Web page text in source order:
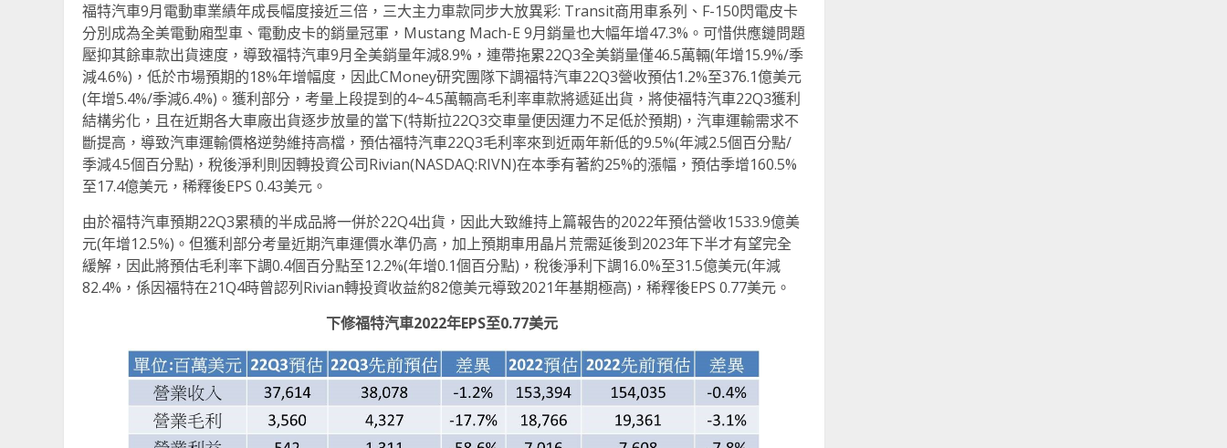
福特汽車9月電動車業績年成長幅度接近三倍，三大主力車款同步大放異彩: Transit商用車系列、F-150閃電皮卡
分別成為全美電動廂型車、電動皮卡的銷量冠軍，Mustang Mach-E 9月銷量也大幅年增47.3%。可惜供應鏈問題
壓抑其餘車款出貨速度，導致福特汽車9月全美銷量年減8.9%，連帶拖累22Q3全美銷量僅46.5萬輛(年增15.9%/季
減4.6%)，低於市場預期的18%年增幅度，因此CMoney研究團隊下調福特汽車22Q3營收預估1.2%至376.1億美元
(年增5.4%/季減6.4%)。獲利部分，考量上段提到的4~4.5萬輛高毛利率車款將遞延出貨，將使福特汽車22Q3獲利
結構劣化，且在近期各大車廠出貨逐步放量的當下(特斯拉22Q3交車量便因運力不足低於預期)，汽車運輸需求不
斷提高，導致汽車運輸價格逆勢維持高檔，預估福特汽車22Q3毛利率來到近兩年新低的9.5%(年減2.5個百分點/
季減4.5個百分點)，稅後淨利則因轉投資公司Rivian(NASDAQ:RIVN)在本季有著約25%的漲幅，預估季增160.5%
至17.4億美元，稀釋後EPS 0.43美元。
由於福特汽車預期22Q3累積的半成品將一併於22Q4出貨，因此大致維持上篇報告的2022年預估營收1533.9億美
元(年增12.5%)。但獲利部分考量近期汽車運價水準仍高，加上預期車用晶片荒需延後到2023年下半才有望完全
緩解，因此將預估毛利率下調0.4個百分點至12.2%(年增0.1個百分點)，稅後淨利下調16.0%至31.5億美元(年減
82.4%，係因福特在21Q4時曾認列Rivian轉投資收益約82億美元導致2021年基期極高)，稀釋後EPS 0.77美元。
下修福特汽車2022年EPS至0.77美元